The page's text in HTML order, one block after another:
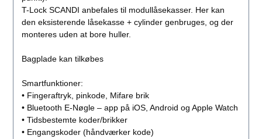
T-Lock SCANDI anbefales til modullåsekasser. Her kan
den eksisterende låsekasse + cylinder genbruges, og der
monteres uden at bore huller.
Bagplade kan tilkøbes
Smartfunktioner:
• Fingeraftryk, pinkode, Mifare brik
• Bluetooth E-Nøgle – app på iOS, Android og Apple Watch
• Tidsbestemte koder/brikker
• Engangskoder (håndværker kode)